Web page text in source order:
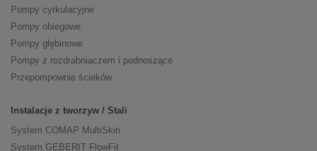
Pompy cyrkulacyjne
Pompy obiegowe
Pompy głębinowe
Pompy z rozdrabniaczem i podnoszące
Przepompownie ścieków
Instalacje z tworzyw / Stali
System COMAP MultiSkin
System GEBERIT FlowFit